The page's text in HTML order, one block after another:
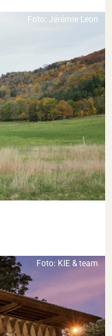
Foto: Jérémie Leon
Foto: KIE & team